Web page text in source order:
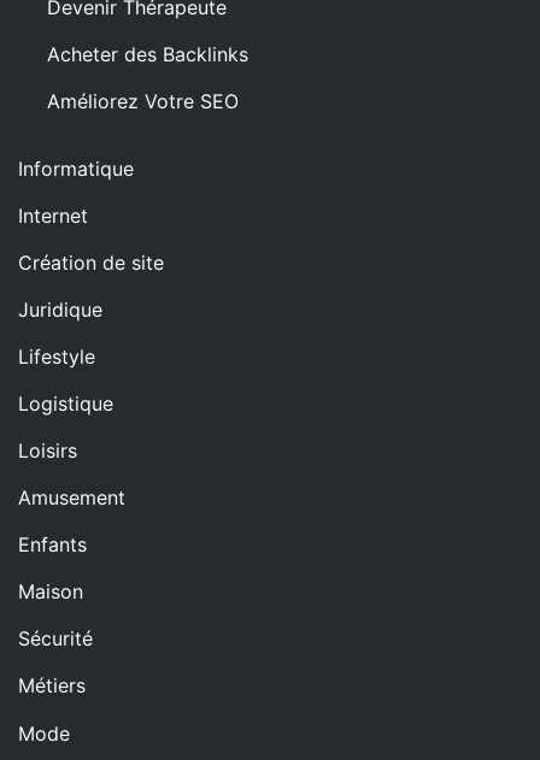
Devenir Thérapeute
Acheter des Backlinks
Améliorez Votre SEO
Informatique
Internet
Création de site
Juridique
Lifestyle
Logistique
Loisirs
Amusement
Enfants
Maison
Sécurité
Métiers
Mode